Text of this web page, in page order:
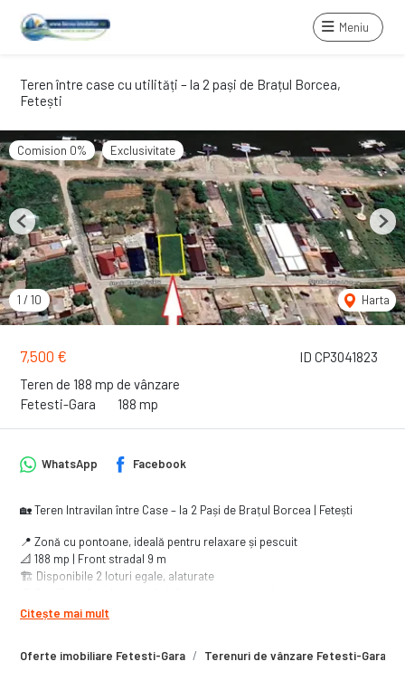
Meniu
Teren între case cu utilități – la 2 pași de Brațul Borcea,
Fetești
ID CP3041823
7,500 €
Teren de 188 mp de vânzare
Fetesti-Gara
188 mp
Comision 0% Exclusivitate
1 / 10 Harta
Previous Next
Oferte imobiliare Fetesti-Gara Terenuri de vânzare Fetesti-Gara
WhatsApp Facebook
🏡 Teren Intravilan între Case – la 2 Pași de Brațul Borcea | Fetești
📍 Zonă cu pontoane, ideală pentru relaxare și pescuit
📐 188 mp | Front stradal 9 m
🏗️ Disponibile 2 loturi egale, alaturate
🔌 Utilități la poartă: Apă | Curent | Canalizare
🌿 Zonă liniștită, aproape de apă
Citește mai mult